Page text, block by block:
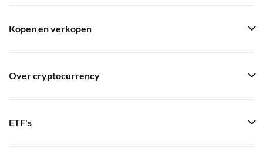
Kopen en verkopen
Over cryptocurrency
ETF's